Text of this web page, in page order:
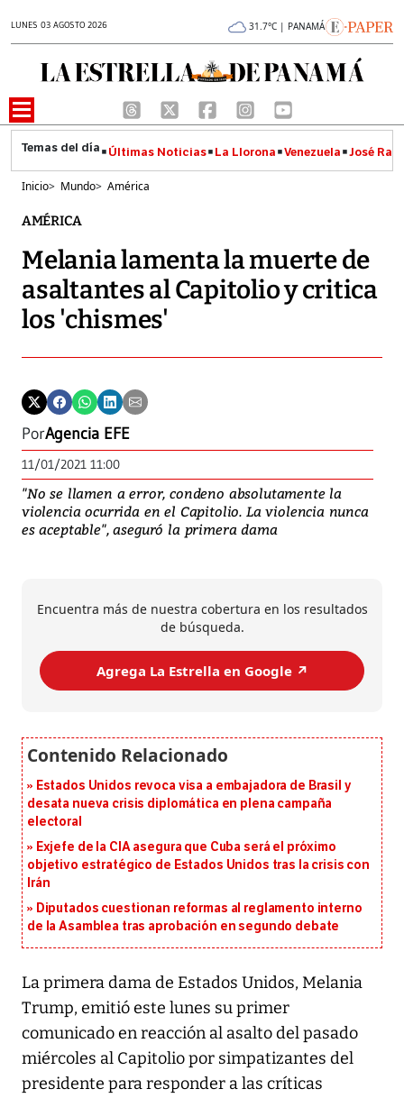
LUNES 03 AGOSTO 2026 31.7°C | PANAMÁ
Últimas Noticias La Llorona Venezuela José
Inicio> Mundo> América
AMÉRICA
Melania lamenta la muerte de
asaltantes al Capitolio y critica
los 'chismes'
PorAgencia EFE
11/01/2021 11:00
"No se llamen a error, condeno absolutamente la
violencia ocurrida en el Capitolio. La violencia nunca
es aceptable", aseguró la primera dama
Encuentra más de nuestra cobertura en los resultados
de búsqueda.
Agrega La Estrella en Google ↗️
Estados Unidos revoca visa a embajadora de Brasil y
desata nueva crisis diplomática en plena campaña
electoral
Exjefe de la CIA asegura que Cuba será el próximo
objetivo estratégico de Estados Unidos tras la crisis con
Irán
Diputados cuestionan reformas al reglamento interno
de la Asamblea tras aprobación en segundo debate
La primera dama de Estados Unidos, Melania
Trump, emitió este lunes su primer
comunicado en reacción al asalto del pasado
miércoles al Capitolio por simpatizantes del
presidente para responder a las críticas